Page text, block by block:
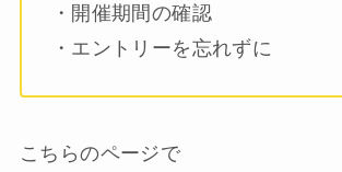
・開催期間の確認
・エントリーを忘れずに
こちらのページで